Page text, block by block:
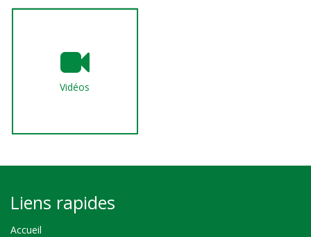
Vidéos
Liens rapides
Accueil